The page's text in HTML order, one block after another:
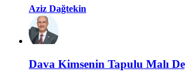
Aziz Dağtekin
Dava Kimsenin Tapulu Malı